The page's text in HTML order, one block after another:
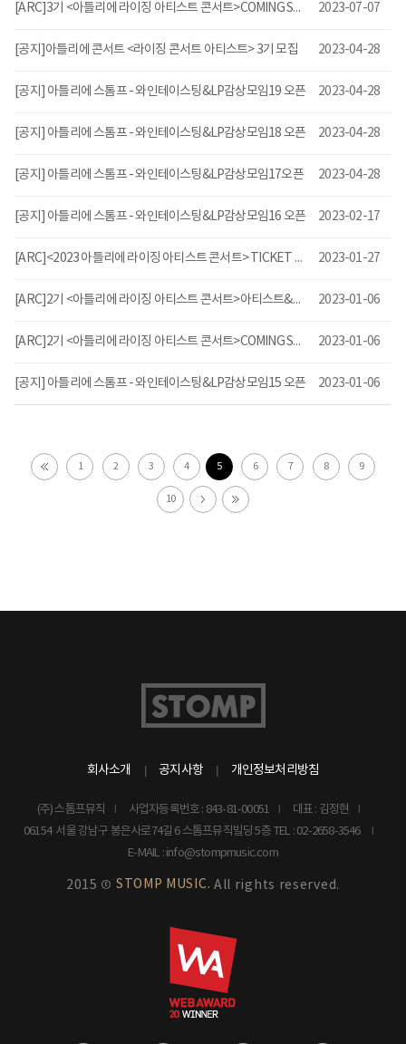
[ARC]3기 <아틀리에 라이징 아티스트 콘서트>COMING SOON 2023-07-07
[공지]아틀리에 콘서트 <라이징 콘서트 아티스트> 3기 모집 2023-04-28
[공지] 아틀리에 스톰프 - 와인테이스팅&LP감상모임19 오픈 2023-04-28
[공지] 아틀리에 스톰프 - 와인테이스팅&LP감상모임18 오픈 2023-04-28
[공지] 아틀리에 스톰프 - 와인테이스팅&LP감상모임17오픈 2023-04-28
[공지] 아틀리에 스톰프 - 와인테이스팅&LP감상모임16 오픈 2023-02-17
[ARC]<2023 아틀리에 라이징 아티스트 콘서트> TICKET OPEN! 2023-01-27
[ARC]2기 <아틀리에 라이징 아티스트 콘서트>아티스트&공연 일정 공개! 2023-01-06
[ARC]2기 <아틀리에 라이징 아티스트 콘서트>COMING SOON 2023-01-06
[공지] 아틀리에 스톰프 - 와인테이스팅&LP감상모임15 오픈 2023-01-06
1 2 3 4 5 6 7 8 9
10
회사소개 공지사항 개인정보처리방침
(주) 스톰프뮤직 사업자등록번호 : 843-81-00051
대표 : 김정현
06154 서울 강남구 봉은사로74길 6 스톰프뮤직빌딩 5층 TEL : 02-2658-3546
E-MAIL : info@stompmusic.com
2015 © STOMP MUSIC. All rights reserved.